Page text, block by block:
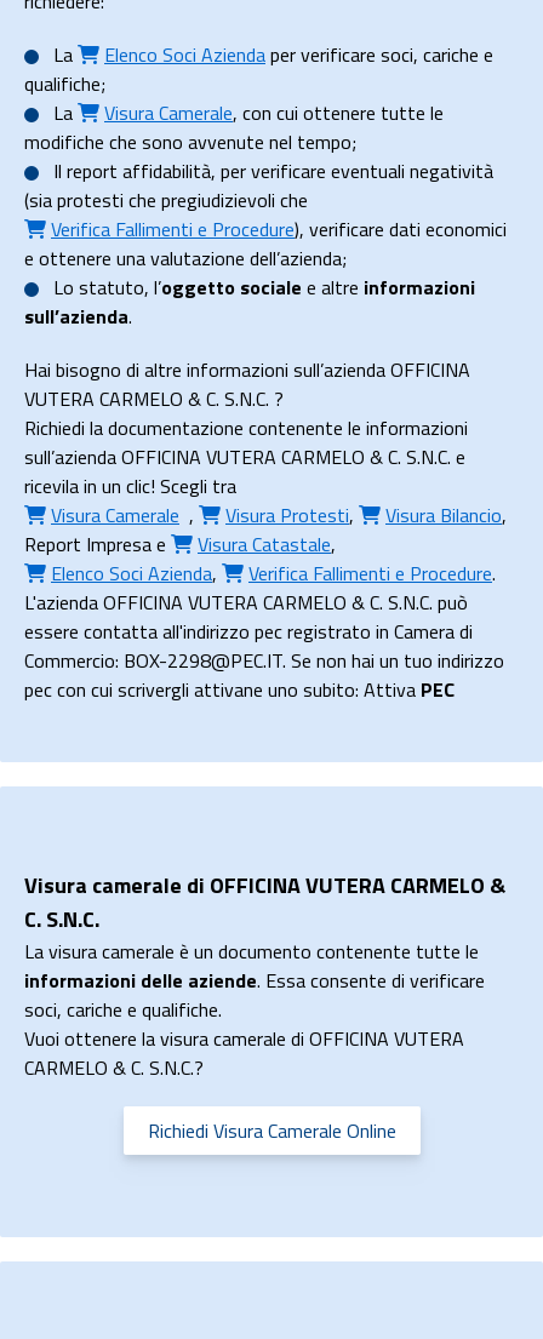
La
Elenco Soci Aziendaper verificare soci, cariche e
qualifiche;
La
Visura Camerale, con cui ottenere tutte le
modifiche che sono avvenute nel tempo;
Il report affidabilità, per verificare eventuali negatività
(sia protesti che pregiudizievoli che
Verifica Fallimenti e Procedure), verificare dati economici
e ottenere una valutazione dell’azienda;
Lo statuto, l’oggetto sociale e altre informazioni
sull’azienda.
Hai bisogno di altre informazioni sull’azienda OFFICINA
VUTERA CARMELO & C. S.N.C. ?
Richiedi la documentazione contenente le informazioni
sull’azienda OFFICINA VUTERA CARMELO & C. S.N.C. e
ricevila in un clic! Scegli tra
Visura Camerale , Visura Protesti, Visura Bilancio,
Report Impresae Visura Catastale,
Elenco Soci Azienda, Verifica Fallimenti e Procedure.
L'azienda OFFICINA VUTERA CARMELO & C. S.N.C. può
essere contatta all'indirizzo pec registrato in Camera di
Commercio: BOX-2298@PEC.IT. Se non hai un tuo indirizzo
pec con cui scrivergli attivane uno subito: Attiva PEC
Visura camerale di OFFICINA VUTERA CARMELO &
C. S.N.C.
La visura camerale è un documento contenente tutte le
informazioni delle aziende. Essa consente di verificare
soci, cariche e qualifiche.
Vuoi ottenere la visura camerale di OFFICINA VUTERA
CARMELO & C. S.N.C.?
Richiedi Visura Camerale Online